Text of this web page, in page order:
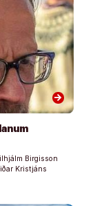
arrow_forward
Birgisson
Kristjáns